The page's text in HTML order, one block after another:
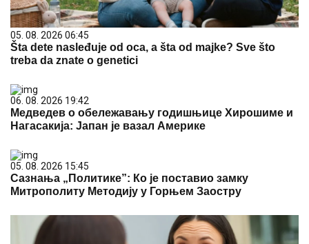
05. 08. 2026 06:45
Šta dete nasleđuje od oca, a šta od majke? Sve što
treba da znate o genetici
06. 08. 2026 19:42
Медведев о обележавању годишњице Хирошиме и
Нагасакија: Јапан је вазал Америке
05. 08. 2026 15:45
Сазнања „Политике”: Ко је поставио замку
Митрополиту Методију у Горњем Заостру